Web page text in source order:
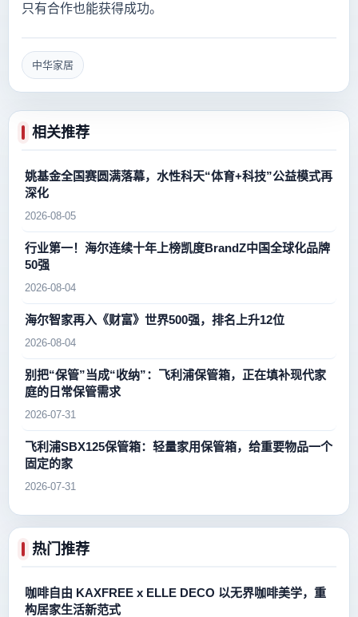
只有合作也能获得成功。
中华家居
相关推荐
姚基金全国赛圆满落幕，水性科天“体育+科技”公益模式再
深化
2026-08-05
行业第一！海尔连续十年上榜凯度BrandZ中国全球化品牌
50强
2026-08-04
海尔智家再入《财富》世界500强，排名上升12位
2026-08-04
别把“保管”当成“收纳”：飞利浦保管箱，正在填补现代家
庭的日常保管需求
2026-07-31
飞利浦SBX125保管箱：轻量家用保管箱，给重要物品一个
固定的家
2026-07-31
热门推荐
咖啡自由 KAXFREE x ELLE DECO 以无界咖啡美学，重
构居家生活新范式